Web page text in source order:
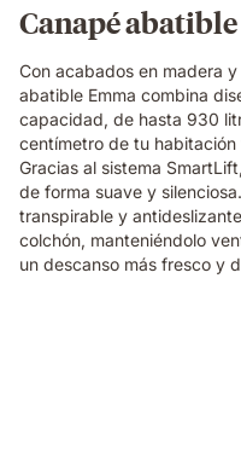
Canapé
Con acabados en madera
abatible Emma combina
capacidad, de hasta 930
centímetro de tu
Gracias al sistema
de forma suave y
transpirable y
colchón, manteniéndolo
un descanso más fresco y